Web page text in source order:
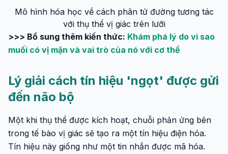
Mô hình hóa học về cách phân tử đường tương tác
với thụ thể vị giác trên lưỡi
>>> Bổ sung thêm kiến thức: Khám phá lý do vì sao
muối có vị mặn và vai trò của nó với cơ thể
Lý giải cách tín hiệu 'ngọt' được gửi
đến não bộ
Một khi thụ thể được kích hoạt, chuỗi phản ứng bên
trong tế bào vị giác sẽ tạo ra một tín hiệu điện hóa.
Tín hiệu này giống như một tin nhắn được mã hóa.